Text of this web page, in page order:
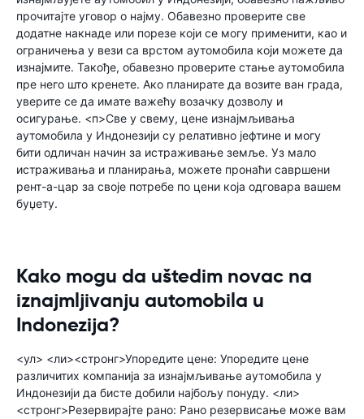
прочитајте уговор о најму. Обавезно проверите све
додатне накнаде или порезе који се могу применити, као и
ограничења у вези са врстом аутомобила који можете да
изнајмите. Такође, обавезно проверите стање аутомобила
пре него што кренете. Ако планирате да возите ван града,
уверите се да имате важећу возачку дозволу и
осигурање. <п>Све у свему, цене изнајмљивања
аутомобила у Индонезији су релативно јефтине и могу
бити одличан начин за истраживање земље. Уз мало
истраживања и планирања, можете пронаћи савршени
рент-а-цар за своје потребе по цени која одговара вашем
буџету.
Kako mogu da uštedim novac na
iznajmljivanju automobila u
Indonezija?
<ул> <ли><стронг>Упоредите цене: Упоредите цене
различитих компанија за изнајмљивање аутомобила у
Индонезији да бисте добили најбољу понуду. <ли>
<стронг>Резервирајте рано: Рано резервисање може вам